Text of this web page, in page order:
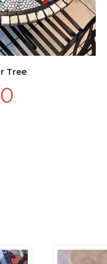
AL CARRELLO
Tree